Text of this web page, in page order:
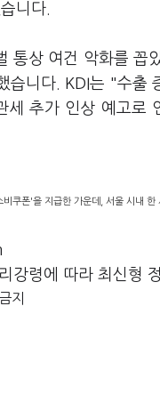
니다.
통상 여건 악화를 꼽
습니다. KDI는 "수출
추가 인상 예고로
쿠폰'을 지급한 가운데, 서울 시내
강령에 따라 최신형
지